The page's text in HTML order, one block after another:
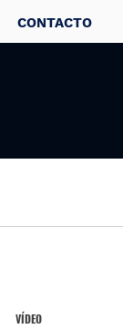
CONTACTO
VÍDEO